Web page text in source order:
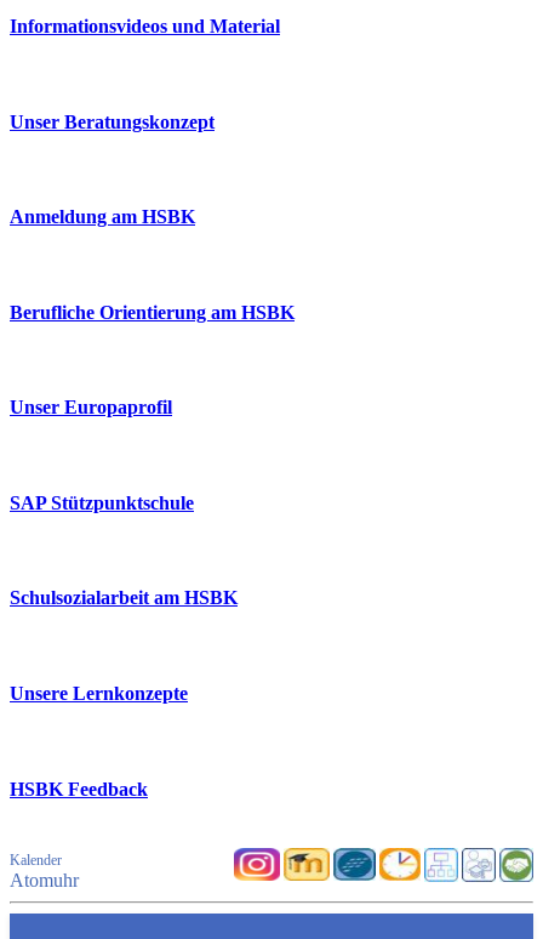
Informationsvideos und Material
Unser Beratungskonzept
Anmeldung am HSBK
Berufliche Orientierung am HSBK
Unser Europaprofil
SAP Stützpunktschule
Schulsozialarbeit am HSBK
Unsere Lernkonzepte
HSBK Feedback
Kalender
Atomuhr